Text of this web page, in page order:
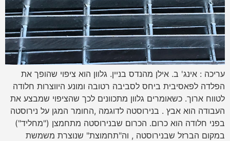
עריכה : אינג' ב. אילן מהנדס בניין. גלוון הוא ציפוי שהופך את
הפלדה לפאסיבית ביחס לסביבה רטובה ומונע היווצרות חלודה
לטווח ארוך. כשאומרים גלוון מתכוונים לכך שהציפוי שמבצע את
העבודה הוא אבץ . בנירוסטה לדוגמה ,החומר המגן על נירוסטה
בפני חלודה הוא כרום. הכרום שבנירוסטה מתחמצן ("מחליד")
במקום הברזל שבנירוסטה , וה"תחמוצת" שנוצרת משמשת